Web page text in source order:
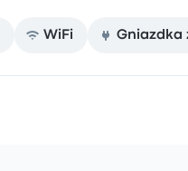
WiFi Gniazdka